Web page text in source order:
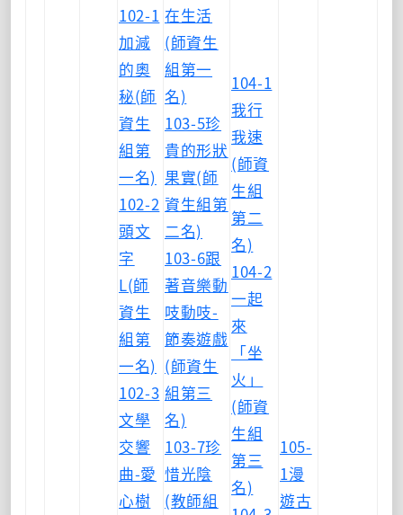
102-1
加減
的奧
秘(師
資生
組第
一名)
102-2
頭文
字
L(師
資生
組第
一名)
102-3
文學
交響
曲-愛
心樹
在生活
(師資生
組第一
名)
103-5珍
貴的形狀
果實(師
資生組第
二名)
103-6跟
著音樂動
吱動吱-
節奏遊戲
(師資生
組第三
名)
103-7珍
惜光陰
(教師組
104-1
我行
我速
(師資
生組
第二
名)
104-2
一起
來
「坐
火」
(師資
生組
第三
名)
105-
1漫
遊古